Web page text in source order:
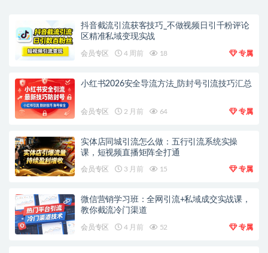
抖音截流引流获客技巧_不做视频日引千粉评论
区精准私域变现实战
会员专区 4 周前 18 专属
小红书2026安全导流方法_防封号引流技巧汇总
会员专区 2 月前 64 专属
实体店同城引流怎么做：五行引流系统实操
课，短视频直播矩阵全打通
会员专区 3 月前 15 专属
微信营销学习班：全网引流+私域成交实战课，
教你截流冷门渠道
会员专区 4 月前 52 专属